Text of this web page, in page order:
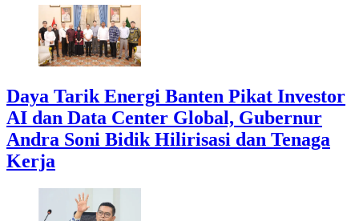
Daya Tarik Energi Banten Pikat Investor
AI dan Data Center Global, Gubernur
Andra Soni Bidik Hilirisasi dan Tenaga
Kerja